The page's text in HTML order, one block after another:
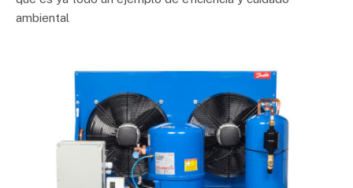
ambiental